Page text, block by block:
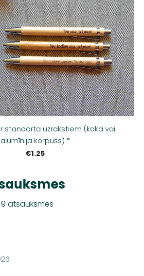
standarta uzrakstiem (koka vai
alumīnija korpuss) *
€1.25
atsauksmes